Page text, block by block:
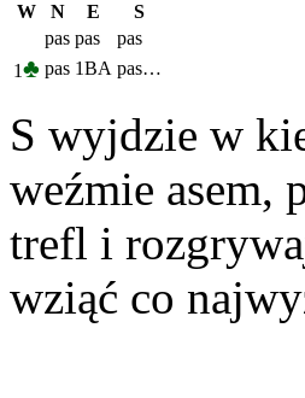
W N E
S
pas pas
pas
1♣ pas 1BA pas…
S wyjdzie w
weźmie asem,
trefl i
wziąć co